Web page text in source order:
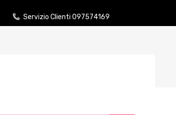
Servizio Clienti 097574169